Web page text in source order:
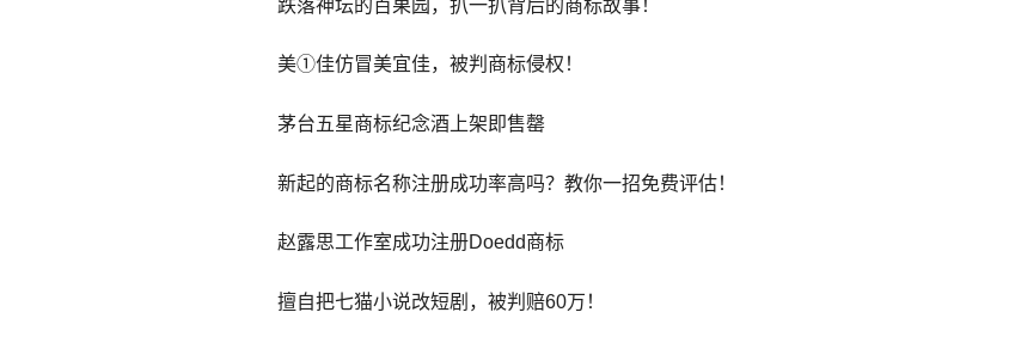
跌落神坛的百果园，扒一扒背后的商标故事！
美①佳仿冒美宜佳，被判商标侵权！
茅台五星商标纪念酒上架即售罄
新起的商标名称注册成功率高吗？教你一招免费评估！
赵露思工作室成功注册Doedd商标
擅自把七猫小说改短剧，被判赔60万！